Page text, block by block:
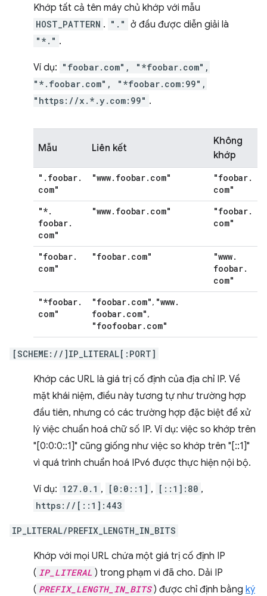
Khớp tất cả tên máy chủ khớp với mẫu
HOST_PATTERN . "." ở đầu được diễn giải là
"*." .
Ví dụ: "foobar.com", "*foobar.com",
"*.foobar.com", "*foobar.com:99",
"https://x.*.y.com:99" .
Mẫu Liên kết
Không
khớp
" . foobar.
com"
"www. foobar. com" "foobar.
com"
"*.
foobar.
com"
"www. foobar. com" "foobar.
com"
"foobar.
com"
"foobar. com" "www.
foobar.
com"
"*foobar.
com"
"foobar. com", "www.
foobar. com",
"foofoobar. com"
[SCHEME://]IP_LITERAL[:PORT]
Khớp các URL là giá trị cố định của địa chỉ IP. Về
mặt khái niệm, điều này tương tự như trường hợp
đầu tiên, nhưng có các trường hợp đặc biệt để xử
lý việc chuẩn hoá chữ số IP. Ví dụ: việc so khớp trên
"[0:0:0::1]" cũng giống như việc so khớp trên "[::1]"
vì quá trình chuẩn hoá IPv6 được thực hiện nội bộ.
Ví dụ: 127.0.1 , [0:0::1] , [::1]:80 ,
https://[::1]:443
IP_LITERAL/PREFIX_LENGTH_IN_BITS
Khớp với mọi URL chứa một giá trị cố định IP
( IP_LITERAL ) trong phạm vi đã cho. Dải IP
( PREFIX_LENGTH_IN_BITS ) được chỉ định bằng ký